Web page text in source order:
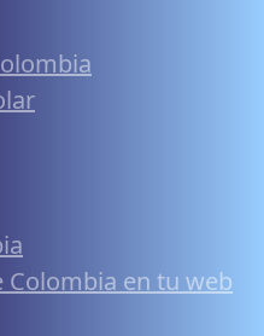
Colombia en tu web